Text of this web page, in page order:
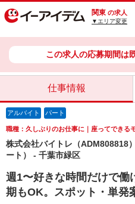
関東 の求人
▼エリア変更
この求人の応募期間は
仕事情報
アルバイト パート
職種：久しぶりのお仕事に｜座ってできる
株式会社バイトレ（ADM808818
ート） - 千葉市緑区
週1〜好きな時間だけで働
期もOK。スポット・単発